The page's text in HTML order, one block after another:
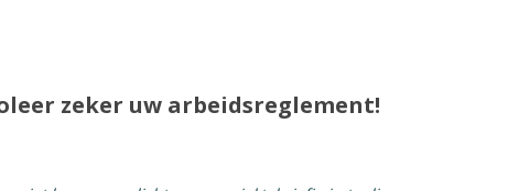
zeker uw arbeidsreglement!